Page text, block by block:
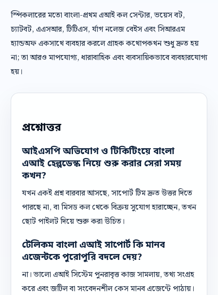
স্পিকলারের মতো বাংলা-প্রথম এআই কল সেন্টার, ভয়েস বট,
চ্যাটবট, এএসআর, টিটিএস, র্যাগ নলেজ বেইস এবং সিআরএম
হ্যান্ডঅফ একসাথে ব্যবহার করলে গ্রাহক কথোপকথন শুধু দ্রুত হয়
না; তা আরও মাপযোগ্য, ধারাবাহিক এবং ব্যবসায়িকভাবে ব্যবহারযোগ্য
হয়।
প্রশ্নোত্তর
আইএসপি অভিযোগ ও টিকিটিংয়ে বাংলা
এআই হেল্পডেস্ক নিয়ে শুরু করার সেরা সময়
কখন?
যখন একই প্রশ্ন বারবার আসছে, সাপোর্ট টিম দ্রুত উত্তর দিতে
পারছে না, বা মিসড কল থেকে বিক্রয় সুযোগ হারাচ্ছেন, তখন
ছোট পাইলট দিয়ে শুরু করা উচিত।
টেলিকম বাংলা এআই সাপোর্ট কি মানব
এজেন্টকে পুরোপুরি বদলে দেয়?
না। ভালো এআই সিস্টেম পুনরাবৃত্ত কাজ সামলায়, তথ্য সংগ্রহ
করে এবং জটিল বা সংবেদনশীল কেস মানব এজেন্টে পাঠায়।